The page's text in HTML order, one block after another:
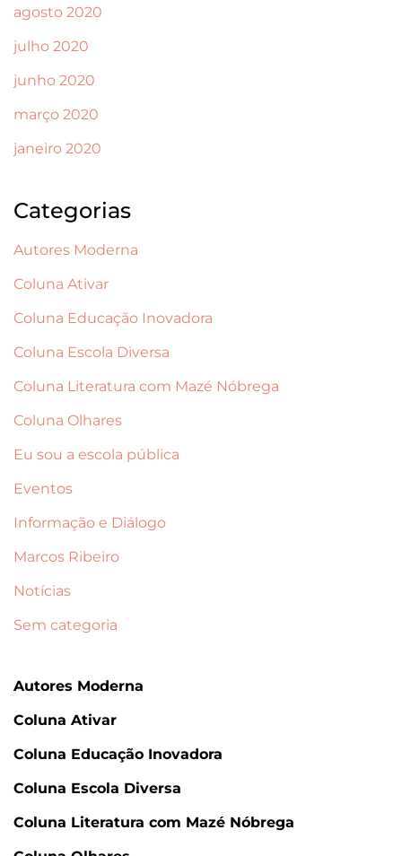
agosto 2020
julho 2020
junho 2020
março 2020
janeiro 2020
Categorias
Autores Moderna
Coluna Ativar
Coluna Educação Inovadora
Coluna Escola Diversa
Coluna Literatura com Mazé Nóbrega
Coluna Olhares
Eu sou a escola pública
Eventos
Informação e Diálogo
Marcos Ribeiro
Notícias
Sem categoria
Autores Moderna
Coluna Ativar
Coluna Educação Inovadora
Coluna Escola Diversa
Coluna Literatura com Mazé Nóbrega